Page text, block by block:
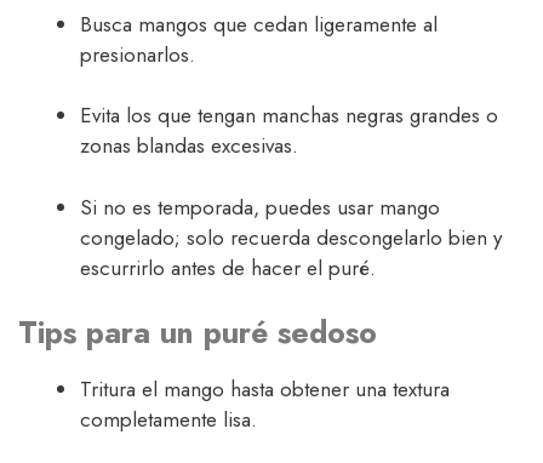
Busca mangos que cedan ligeramente al
presionarlos.
Evita los que tengan manchas negras grandes o
zonas blandas excesivas.
Si no es temporada, puedes usar mango
congelado; solo recuerda descongelarlo bien y
escurrirlo antes de hacer el puré.
Tips para un puré sedoso
Tritura el mango hasta obtener una textura
completamente lisa.